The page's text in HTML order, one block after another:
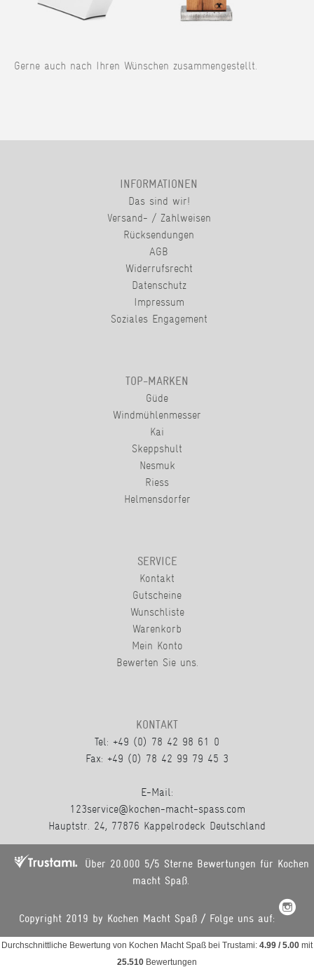
Gerne auch nach Ihren Wünschen zusammengestellt.
INFORMATIONEN
Das sind wir!
Versand- / Zahlweisen
Rücksendungen
AGB
Widerrufsrecht
Datenschutz
Impressum
Soziales Engagement
TOP-MARKEN
Güde
Windmühlenmesser
Kai
Skeppshult
Nesmuk
Riess
Helmensdorfer
SERVICE
Kontakt
Gutscheine
Wunschliste
Warenkorb
Mein Konto
Bewerten Sie uns.
KONTAKT
Tel: +49 (0) 78 42 98 61 0
Fax: +49 (0) 78 42 99 79 45 3
E-Mail:
123service@kochen-macht-spass.com
Hauptstr. 24, 77876 Kappelrodeck Deutschland
Über 20.000 5/5 Sterne Bewertungen für Kochen
macht Spaß.
Copyright 2019 by Kochen Macht Spaß / Folge uns auf:
Durchschnittliche Bewertung von Kochen Macht Spaß bei Trustami: 4.99 / 5.00 mit
25.510 Bewertungen